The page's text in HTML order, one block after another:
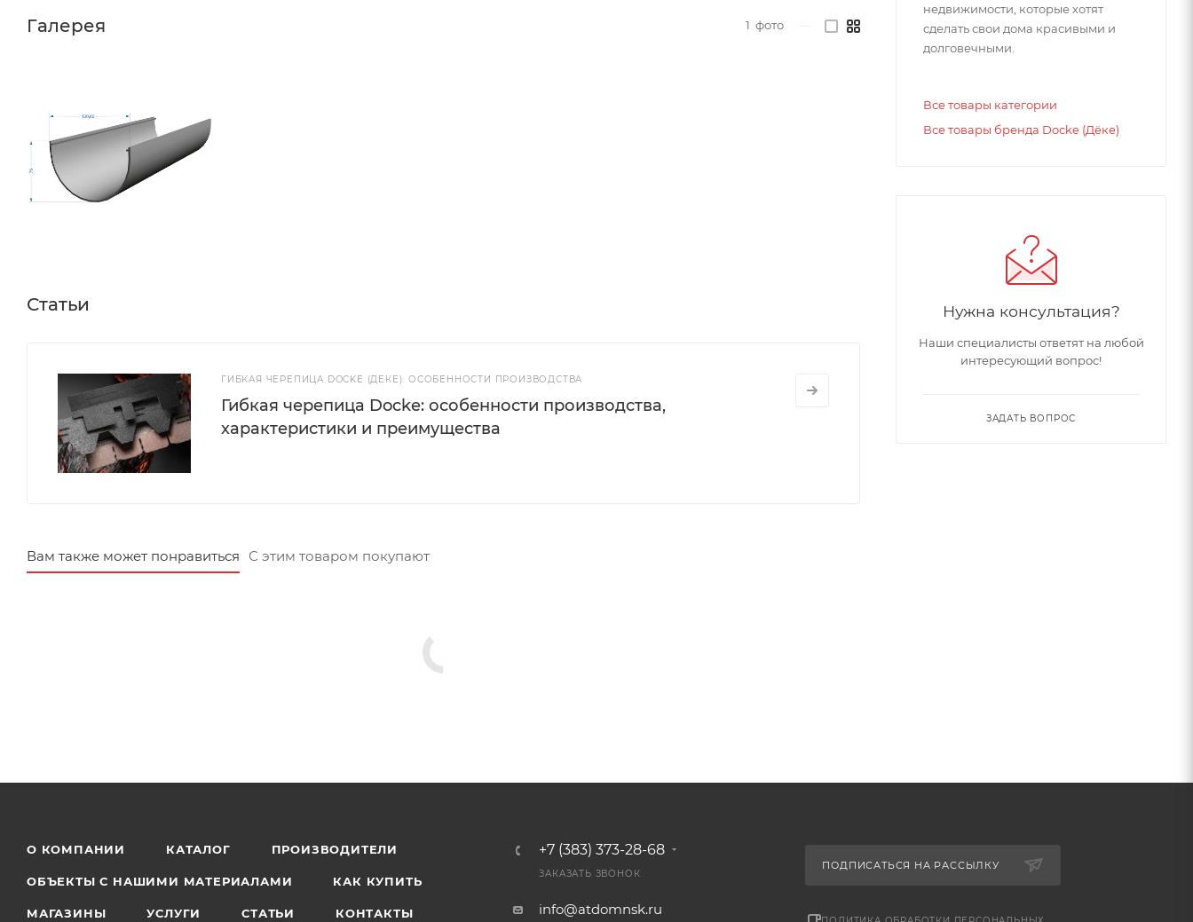
Галерея 1 фото
Статьи
ГИБКАЯ ЧЕРЕПИЦА DOCKE (ДЕКЕ): ОСОБЕННОСТИ ПРОИЗВОДСТВА
Гибкая черепица Docke: особенности производства,
характеристики и преимущества
Вам также может понравиться С этим товаром покупают
недвижимости, которые хотят
сделать свои дома красивыми и
долговечными.
Все товары категории
Все товары бренда Docke (Дёке)
Нужна консультация?
Наши специалисты ответят на любой
интересующий вопрос!
ЗАДАТЬ ВОПРОС
О КОМПАНИИ КАТАЛОГ ПРОИЗВОДИТЕЛИ
ОБЪЕКТЫ С НАШИМИ МАТЕРИАЛАМИ КАК КУПИТЬ
МАГАЗИНЫ УСЛУГИ СТАТЬИ КОНТАКТЫ
+7 (383) 373-28-68
ЗАКАЗАТЬ ЗВОНОК
info@atdomnsk.ru
ПОДПИСАТЬСЯ НА РАССЫЛКУ